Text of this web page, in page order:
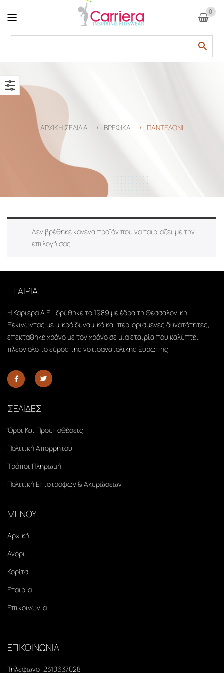
0
ΑΡΧΙΚΉ ΣΕΛΊΔΑ / ΒΡΕΦΙΚΑ / ΠΑΝΤΕΛΌΝΙ
Δεν βρέθηκε κανένα προϊόν που να ταιριάζει με την
επιλογή σας.
ΕΤΑΙΡΙΑ
Η Καριέρα Α.Ε. ιδρύθηκε το 1989 με έδρα τη Θεσσαλονίκη..
Ξεκινώντας με μικρό δυναμικό και περιορισμένες δυνατότητες,
επεκτάθηκε χρόνο με τον χρόνο σε μια εταιρία που καλύπτει
πλέον όλο το εύρος της νοτιοανατολικής Ευρώπης.
ΣΕΛΙΔΕΣ
Όροι Και Προϋποθέσεις
Πολιτική Απορρήτου
Τρόποι Πληρωμή
Πολιτική Επιστροφών & Ακυρώσεων
ΜΕΝΟΥ
Αρχική
Αγόρι
Κορίτσι
Εταιρία
Επικοινωνία
ΕΠΙΚΟΙΝΩΝΙΑ
Τηλέφωνο: 2310637028